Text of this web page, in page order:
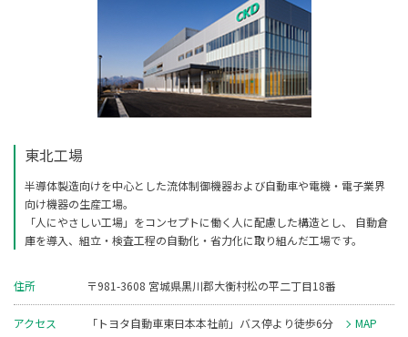
東北工場
半導体製造向けを中心とした流体制御機器および自動車や電機・電子業界
向け機器の生産工場。
「人にやさしい工場」をコンセプトに働く人に配慮した構造とし、
自動倉
庫を導入、組立・検査工程の自動化・省力化に取り組んだ工場です。
住所 〒981-3608 宮城県黒川郡大衡村松の平二丁目18番
アクセス 「トヨタ自動車東日本本社前」バス停より徒歩6分 MAP